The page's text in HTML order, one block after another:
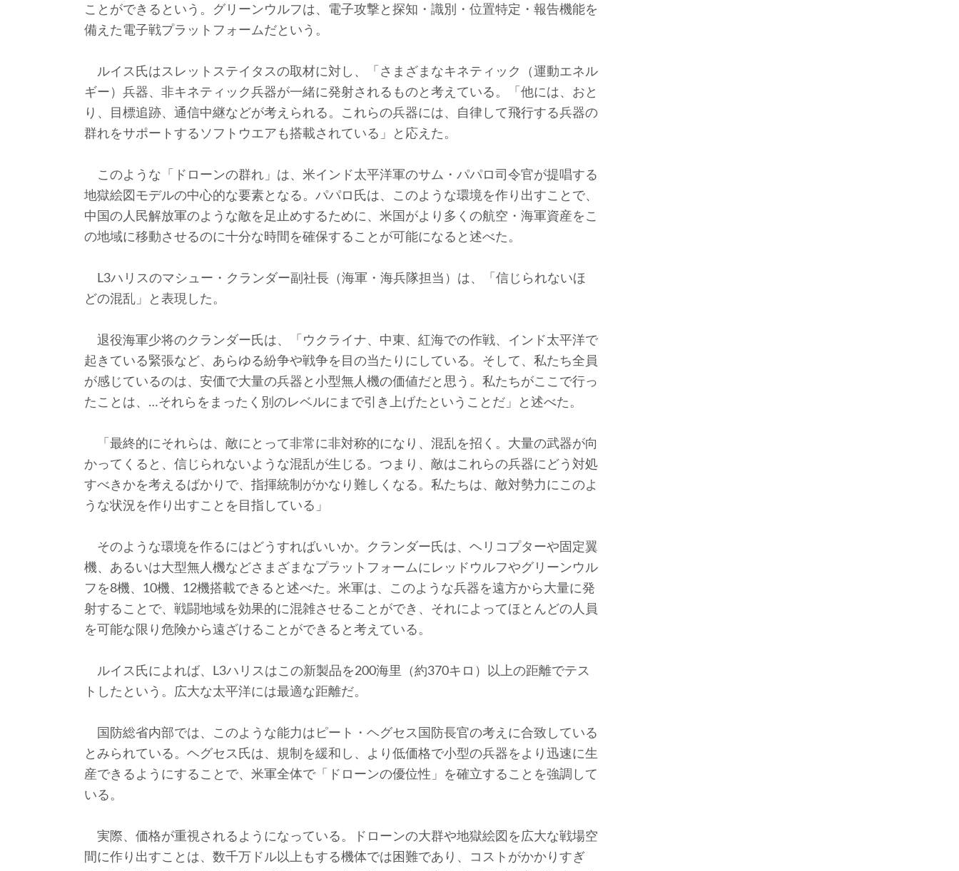
ことができるという。グリーンウルフは、電子攻撃と探知・識別・位置特定・報告機能を
備えた電子戦プラットフォームだという。
ルイス氏はスレットステイタスの取材に対し、「さまざまなキネティック（運動エネル
ギー）兵器、非キネティック兵器が一緒に発射されるものと考えている。「他には、おと
り、目標追跡、通信中継などが考えられる。これらの兵器には、自律して飛行する兵器の
群れをサポートするソフトウエアも搭載されている」と応えた。
このような「ドローンの群れ」は、米インド太平洋軍のサム・パパロ司令官が提唱する
地獄絵図モデルの中心的な要素となる。パパロ氏は、このような環境を作り出すことで、
中国の人民解放軍のような敵を足止めするために、米国がより多くの航空・海軍資産をこ
の地域に移動させるのに十分な時間を確保することが可能になると述べた。
L3ハリスのマシュー・クランダー副社長（海軍・海兵隊担当）は、「信じられないほ
どの混乱」と表現した。
退役海軍少将のクランダー氏は、「ウクライナ、中東、紅海での作戦、インド太平洋で
起きている緊張など、あらゆる紛争や戦争を目の当たりにしている。そして、私たち全員
が感じているのは、安価で大量の兵器と小型無人機の価値だと思う。私たちがここで行っ
たことは、…それらをまったく別のレベルにまで引き上げたということだ」と述べた。
「最終的にそれらは、敵にとって非常に非対称的になり、混乱を招く。大量の武器が向
かってくると、信じられないような混乱が生じる。つまり、敵はこれらの兵器にどう対処
すべきかを考えるばかりで、指揮統制がかなり難しくなる。私たちは、敵対勢力にこのよ
うな状況を作り出すことを目指している」
そのような環境を作るにはどうすればいいか。クランダー氏は、ヘリコプターや固定翼
機、あるいは大型無人機などさまざまなプラットフォームにレッドウルフやグリーンウル
フを8機、10機、12機搭載できると述べた。米軍は、このような兵器を遠方から大量に発
射することで、戦闘地域を効果的に混雑させることができ、それによってほとんどの人員
を可能な限り危険から遠ざけることができると考えている。
ルイス氏によれば、L3ハリスはこの新製品を200海里（約370キロ）以上の距離でテス
トしたという。広大な太平洋には最適な距離だ。
国防総省内部では、このような能力はピート・ヘグセス国防長官の考えに合致している
とみられている。ヘグセス氏は、規制を緩和し、より低価格で小型の兵器をより迅速に生
産できるようにすることで、米軍全体で「ドローンの優位性」を確立することを強調して
いる。
実際、価格が重視されるようになっている。ドローンの大群や地獄絵図を広大な戦場空
間に作り出すことは、数千万ドル以上もする機体では困難であり、コストがかかりすぎ